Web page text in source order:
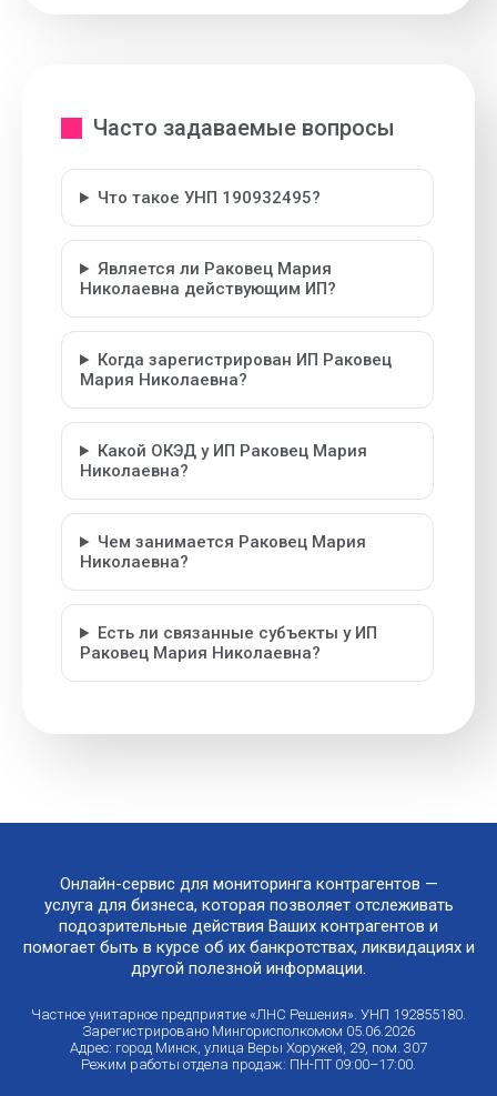
Часто задаваемые вопросы
Что такое УНП 190932495?
Является ли Раковец Мария
Николаевна действующим ИП?
Когда зарегистрирован ИП Раковец
Мария Николаевна?
Какой ОКЭД у ИП Раковец Мария
Николаевна?
Чем занимается Раковец Мария
Николаевна?
Есть ли связанные субъекты у ИП
Раковец Мария Николаевна?
Онлайн-сервис для мониторинга контрагентов —
услуга для бизнеса, которая позволяет отслеживать
подозрительные действия Ваших контрагентов и
помогает быть в курсе об их банкротствах, ликвидациях и
другой полезной информации.
Частное унитарное предприятие «ЛНС Решения». УНП 192855180.
Зарегистрировано Мингорисполкомом 05.06.2026
Адрес: город Минск, улица Веры Хоружей, 29, пом. 307
Режим работы отдела продаж: ПН-ПТ 09:00–17:00.